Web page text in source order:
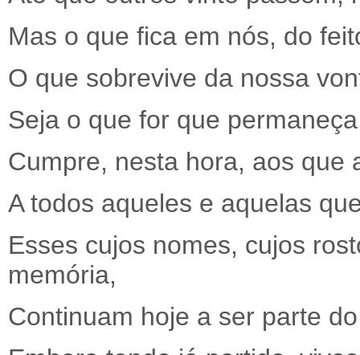
Mas o que fica em nós, do
O que sobrevive da nossa
Seja o que for que
Cumpre, nesta hora, aos que
A todos aqueles e aquelas
Esses cujos nomes, cujos
memória,
Continuam hoje a ser parte